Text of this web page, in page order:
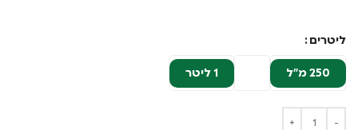
ליטרים
250 מ"ל 1 ליטר